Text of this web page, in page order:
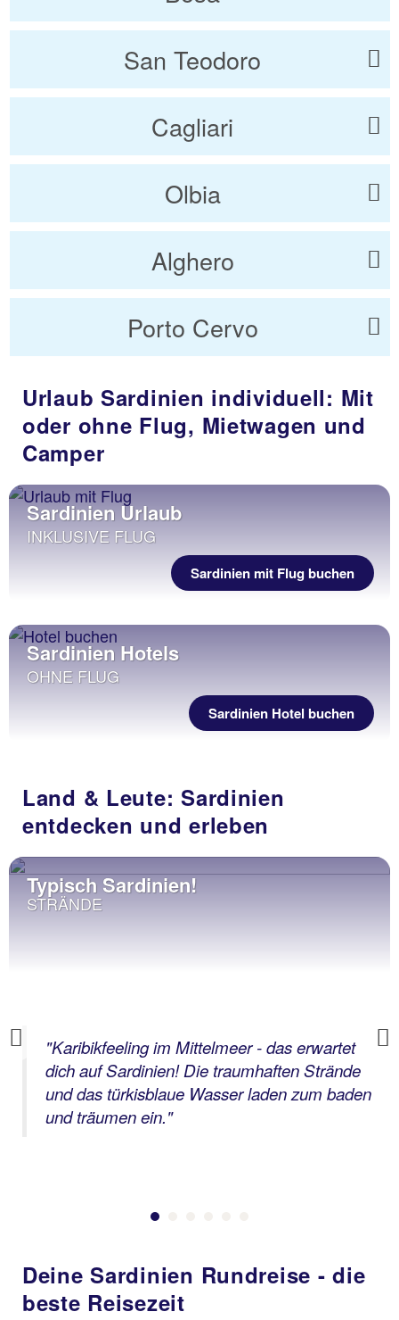
San Teodoro
Cagliari
Olbia
Alghero
Porto Cervo
Urlaub Sardinien individuell: Mit
oder ohne Flug, Mietwagen und
Camper
Sardinien Urlaub
INKLUSIVE FLUG
Sardinien mit Flug buchen
Sardinien Hotels
OHNE FLUG
Sardinien Hotel buchen
Land & Leute: Sardinien
entdecken und erleben
Previous
Typisch Sardinien!
STRÄNDE
"Karibikfeeling im Mittelmeer - das erwartet
dich auf Sardinien! Die traumhaften Strände
und das türkisblaue Wasser laden zum baden
und träumen ein."
Deine Sardinien Rundreise - die
beste Reisezeit